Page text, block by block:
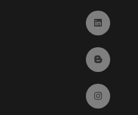
Ir a
Ir al Blog
Ir a